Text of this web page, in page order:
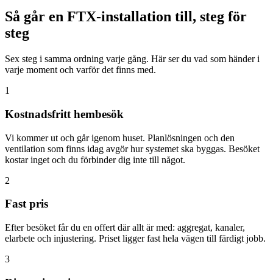
Så går en FTX-installation till, steg för
steg
Sex steg i samma ordning varje gång. Här ser du vad som händer i
varje moment och varför det finns med.
1
Kostnadsfritt hembesök
Vi kommer ut och går igenom huset. Planlösningen och den
ventilation som finns idag avgör hur systemet ska byggas. Besöket
kostar inget och du förbinder dig inte till något.
2
Fast pris
Efter besöket får du en offert där allt är med: aggregat, kanaler,
elarbete och injustering. Priset ligger fast hela vägen till färdigt jobb.
3